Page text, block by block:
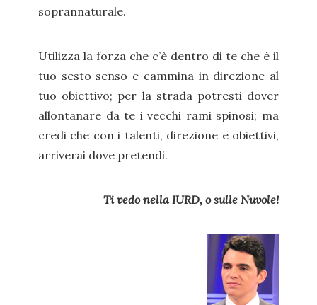
soprannaturale.
Utilizza la forza che c’è dentro di te che è il
tuo sesto senso e cammina in direzione al
tuo obiettivo; per la strada potresti dover
allontanare da te i vecchi rami spinosi; ma
credi che con i talenti, direzione e obiettivi,
arriverai dove pretendi.
Ti vedo nella IURD, o sulle Nuvole!